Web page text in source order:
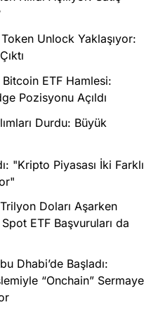
Unlock Yaklaşıyor:
Bitcoin ETF Hamlesi:
Pozisyonu Açıldı
Durdu: Büyük
"Kripto Piyasası İki Farklı
Doları Aşarken
ETF Başvuruları da
Dhabi’de Başladı:
“Onchain” Sermaye